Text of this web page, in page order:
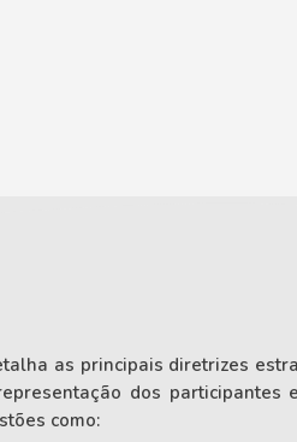
as principais diretrizes
dos participantes
como: